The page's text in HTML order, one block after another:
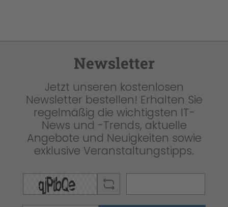
Newsletter
Jetzt unseren kostenlosen
Newsletter bestellen! Erhalten Sie
regelmäßig die wichtigsten IT-
News und -Trends, aktuelle
Angebote und Neuigkeiten sowie
exklusive Veranstaltungstipps.